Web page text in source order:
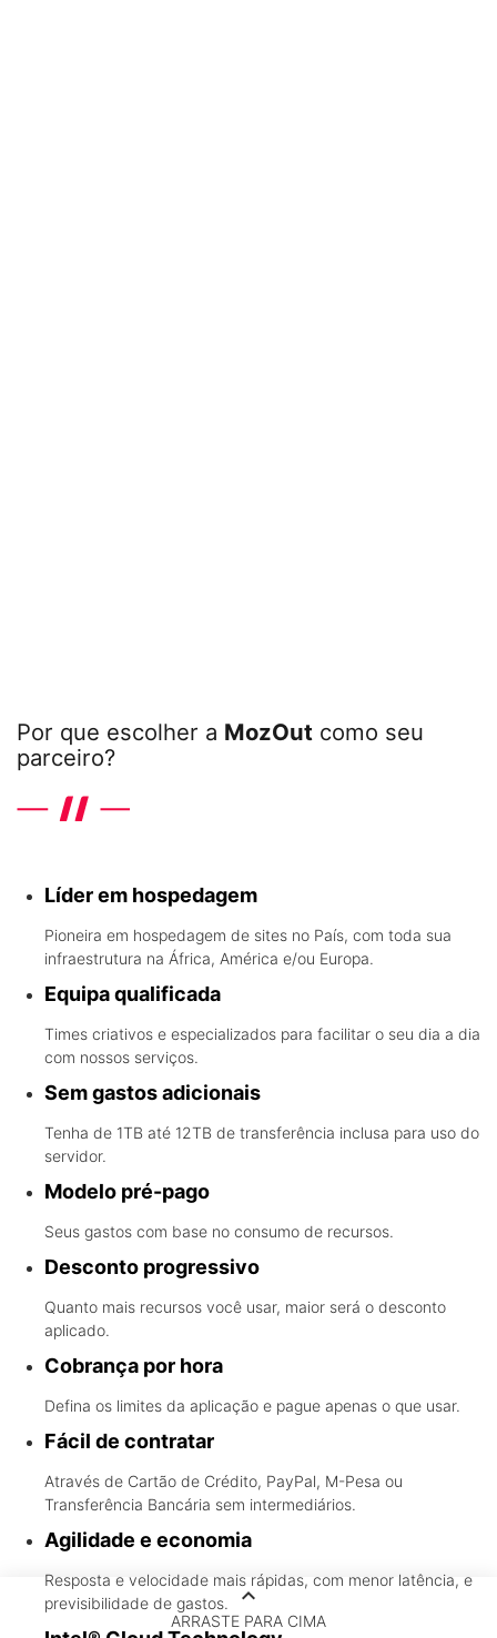
Por que escolher a MozOut como seu
parceiro?
Líder em hospedagem
Pioneira em hospedagem de sites no País, com toda sua
infraestrutura na África, América e/ou Europa.
Equipa qualificada
Times criativos e especializados para facilitar o seu dia a dia
com nossos serviços.
Sem gastos adicionais
Tenha de 1TB até 12TB de transferência inclusa para uso do
servidor.
Modelo pré-pago
Seus gastos com base no consumo de recursos.
Desconto progressivo
Quanto mais recursos você usar, maior será o desconto
aplicado.
Cobrança por hora
Defina os limites da aplicação e pague apenas o que usar.
Fácil de contratar
Através de Cartão de Crédito, PayPal, M-Pesa ou
Transferência Bancária sem intermediários.
Agilidade e economia
Resposta e velocidade mais rápidas, com menor latência, e
previsibilidade de gastos.
keyboard_arrow_up
ARRASTE PARA CIMA